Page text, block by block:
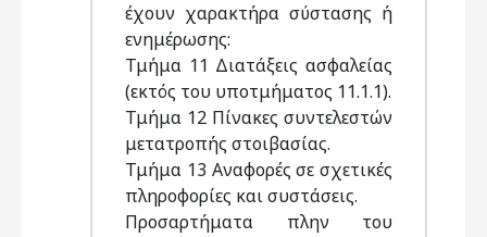
έχουν χαρακτήρα σύστασης ή
ενημέρωσης:
Τμήμα 11 Διατάξεις ασφαλείας
(εκτός του υποτμήματος 11.1.1).
Τμήμα 12 Πίνακες συντελεστών
μετατροπής στοιβασίας.
Τμήμα 13 Αναφορές σε σχετικές
πληροφορίες και συστάσεις.
Προσαρτήματα πλην του